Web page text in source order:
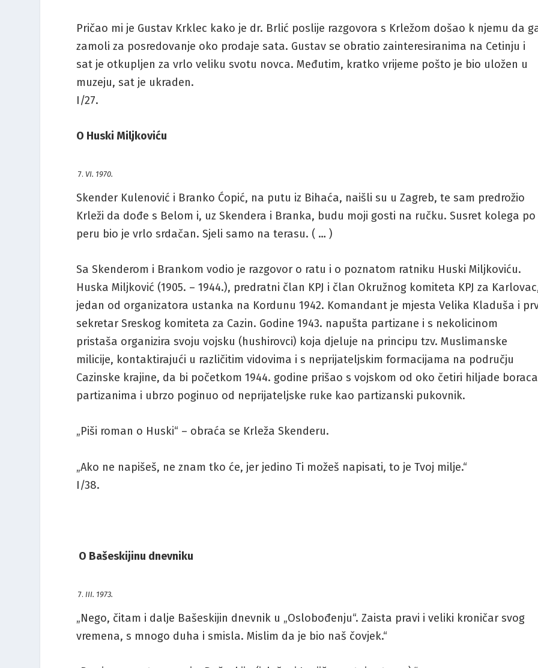
Pričao mi je Gustav Krklec kako je dr. Brlić poslije razgovora s Krležom došao k njemu da
zamoli za posredovanje oko prodaje sata. Gustav se obratio zainteresiranima na Cetinju i
sat je otkupljen za vrlo veliku svotu novca. Međutim, kratko vrijeme pošto je bio uložen u
muzeju, sat je ukraden.
I/27.
O Huski Miljkoviću
VI. 1970.
Skender Kulenović i Branko Ćopić, na putu iz Bihaća, naišli su u Zagreb, te sam predrožio
Krleži da dođe s Belom i, uz Skendera i Branka, budu moji gosti na ručku. Susret kolega po
peru bio je vrlo srdačan. Sjeli samo na terasu. ( … )
Sa Skenderom i Brankom vodio je razgovor o ratu i o poznatom ratniku Huski Miljkoviću.
Huska Miljković (1905. – 1944.), predratni član KPJ i član Okružnog komiteta KPJ za
jedan od organizatora ustanka na Kordunu 1942. Komandant je mjesta Velika Kladuša i
sekretar Sreskog komiteta za Cazin. Godine 1943. napušta partizane i s nekolicinom
pristaša organizira svoju vojsku (hushirovci) koja djeluje na principu tzv. Muslimanske
milicije, kontaktirajući u različitim vidovima i s neprijateljskim formacijama na području
Cazinske krajine, da bi početkom 1944. godine prišao s vojskom od oko četiri hiljade boraca
partizanima i ubrzo poginuo od neprijateljske ruke kao partizanski pukovnik.
„Piši roman o Huski“ – obraća se Krleža Skenderu.
„Ako ne napišeš, ne znam tko će, jer jedino Ti možeš napisati, to je Tvoj milje.“
I/38.
O Bašeskijinu dnevniku
III. 1973.
„Nego, čitam i dalje Bašeskijin dnevnik u „Oslobođenju“. Zaista pravi i veliki kroničar svog
vremena, s mnogo duha i smisla. Mislim da je bio naš čovjek.“